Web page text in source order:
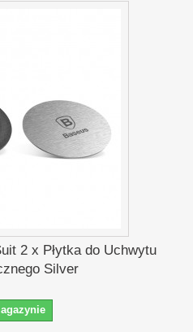
2 x Płytka do Uchwytu
Silver